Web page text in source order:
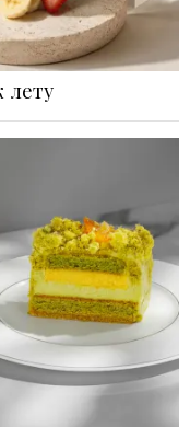
лету